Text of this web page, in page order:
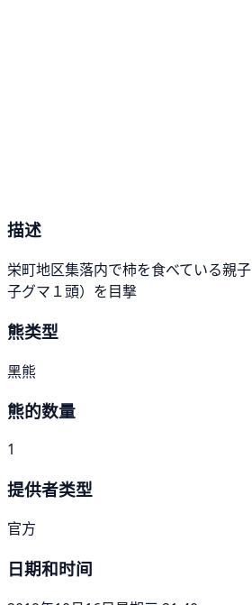
描述
栄町地区集落内で柿を食べている親
子グマ１頭）を目撃
熊类型
黑熊
熊的数量
1
提供者类型
官方
日期和时间